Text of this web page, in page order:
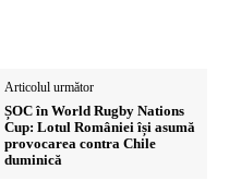
Articolul următor
ȘOC în World Rugby Nations
Cup: Lotul României își asumă
provocarea contra Chile
duminică